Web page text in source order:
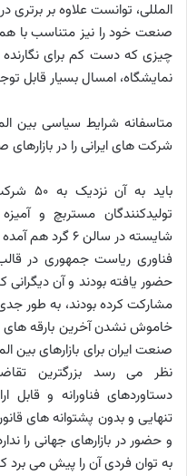
المللی، توانست علاوه بر برتری
صنعت خود را نیز متناسب با
چیزی که دست کم برای نگارنده
نمایشگاه، امسال بسیار قابل
متاسفانه شرایط سیاسی بین
شرکت های ایرانی را در بازارهای
باید
تولیدکنندگان مستربچ و
شایسته در
مشارکت کرده بودند، به طور
خاموش نشدن آخرین بارقه های
صنعت ایران برای بازارهای بین
نظر می رسد بزرگترین
دستاوردهای فناورانه و
تنهایی و بدون پشتوانه های
و حضور در بازارهای جهانی را
به توان فردی آن را پیش می